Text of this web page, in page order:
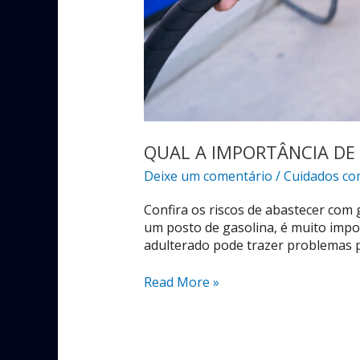
QUAL A IMPORTÂNCIA
Deixe um comentário /Cuidados
Confira os riscos de abastecer
um posto de gasolina, é muito
adulterado pode trazer problemas
Read More »